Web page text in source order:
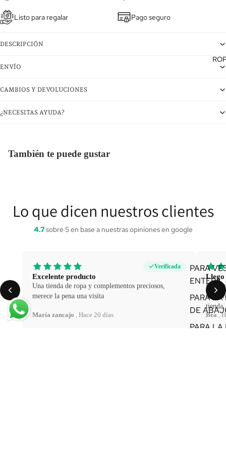
PARA
ENTERA
PARA LA
DE
PARA LA
Listo para regalar Pago seguro
DESCRIPCIÓN
ENVÍO
CAMBIOS Y DEVOLUCIONES
¿NECESITAS AYUDA?
También te puede gustar
Lo que dicen nuestros clientes
4.7sobre 5 en base a nuestras opiniones en google
Verificada
Excelente producto
Una tienda de ropa y complementos preciosos,
merece la pena una visita
María zancajo , Hace 20 días
Llego
Hace
Bea ,